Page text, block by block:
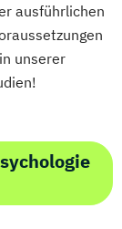
ausführlichen
unserer